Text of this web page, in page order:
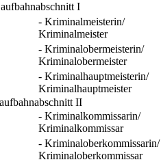
I
- Kriminalmeisterin/
Kriminalmeister
- Kriminalobermeisterin/
Kriminalobermeister
- Kriminalhauptmeisterin/
Kriminalhauptmeister
II
- Kriminalkommissarin/
Kriminalkommissar
- Kriminaloberkommissarin/
Kriminaloberkommissar